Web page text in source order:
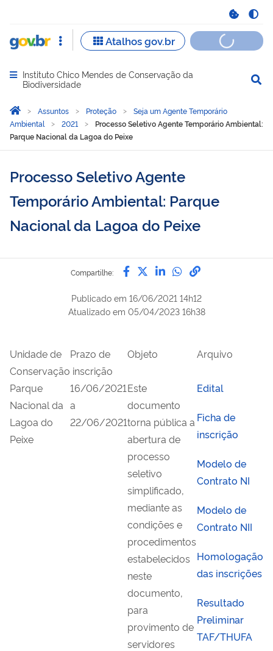
Abrir menu principal de navegação
Instituto Chico Mendes de Conservação da
Biodiversidade
Você está aqui:
Página Inicial
Assuntos Proteção
Seja um Agente Temporário
Ambiental
2021
Processo Seletivo Agente Temporário Ambiental:
Parque Nacional da Lagoa do Peixe
Processo Seletivo Agente
Temporário Ambiental: Parque
Nacional da Lagoa do Peixe
Compartilhe: Compartilhe por Facebook
Compartilhe por Twitter
Compartilhe por
Compartilhe
link para
Publicado em 16/06/2021 14h12
Atualizado em 05/04/2023 16h38
Unidade de
Conservação
Prazo de
inscrição
Objeto Arquivo
Parque
Nacional da
Lagoa do
Peixe
16/06/2021
a
22/06/2021
Este
documento
torna pública a
abertura de
processo
seletivo
simplificado,
mediante as
condições e
procedimentos
estabelecidos
neste
documento,
para
provimento de
servidores
Edital
Ficha de
inscrição
Modelo de
Contrato NI
Modelo de
Contrato NII
Homologação
das inscrições
Resultado
Preliminar
TAF/THUFA